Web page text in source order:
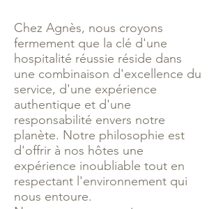
Chez Agnès, nous croyons
fermement que la clé d'une
hospitalité réussie réside dans
une combinaison d'excellence du
service, d'une expérience
authentique et d'une
responsabilité envers notre
planète. Notre philosophie est
d'offrir à nos hôtes une
expérience inoubliable tout en
respectant l'environnement qui
nous entoure.